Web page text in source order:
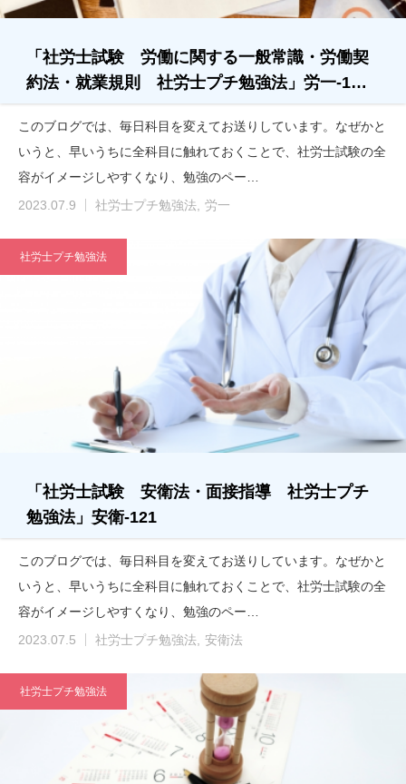
「社労士試験 労働に関する一般常識・労働契
約法・就業規則 社労士プチ勉強法」労一-1…
このブログでは、毎日科目を変えてお送りしています。なぜかと
いうと、早いうちに全科目に触れておくことで、社労士試験の全
容がイメージしやすくなり、勉強のペー…
2023.07.9
社労士プチ勉強法 労一
社労士プチ勉強法
「社労士試験 安衛法・面接指導 社労士プチ
勉強法」安衛-121
このブログでは、毎日科目を変えてお送りしています。なぜかと
いうと、早いうちに全科目に触れておくことで、社労士試験の全
容がイメージしやすくなり、勉強のペー…
2023.07.5
社労士プチ勉強法 安衛法
社労士プチ勉強法